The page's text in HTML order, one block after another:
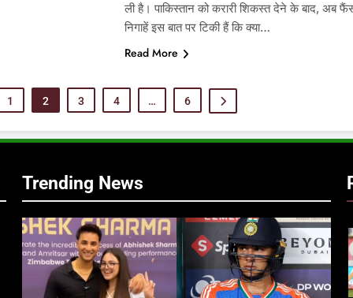
ली है। पाकिस्तान को करारी शिकस्त देने के बाद, अब
निगाहें इस बात पर टिकी हैं कि क्या…
Read More
1 2 3 4 … 6
Trending News